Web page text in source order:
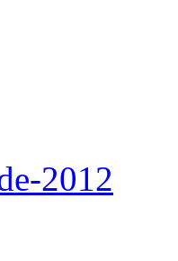
2012